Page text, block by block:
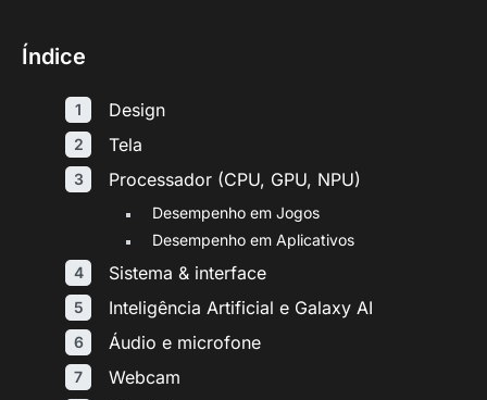
Índice
Design
Tela
Processador (CPU, GPU, NPU)
Desempenho em Jogos
Desempenho em Aplicativos
Sistema & interface
Inteligência Artificial e Galaxy AI
Áudio e microfone
Webcam